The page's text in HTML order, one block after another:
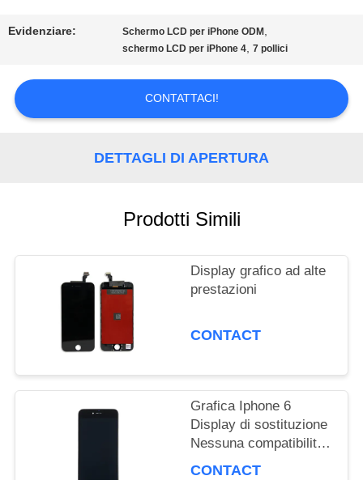
CONTROLLO
DI
QUALITÀ
PREVENTIVO
MAPPA
SITO
Evidenziare: Schermo LCD per iPhone ODM ,
schermo LCD per iPhone 4,7 pollici
CONTATTACI!
DETTAGLI DI APERTURA
Prodotti Simili
Display grafico ad alte
prestazioni
CONTACT
Grafica Iphone 6
Display di sostituzione
Nessuna compatibilità
tattile.
CONTACT